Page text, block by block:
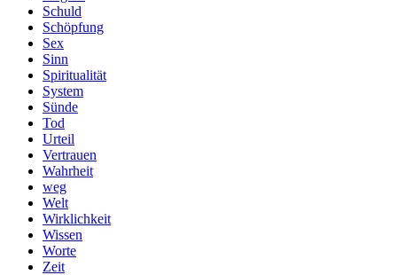
Schuld
Schöpfung
Sex
Sinn
Spiritualität
System
Sünde
Tod
Urteil
Vertrauen
Wahrheit
weg
Welt
Wirklichkeit
Wissen
Worte
Zeit